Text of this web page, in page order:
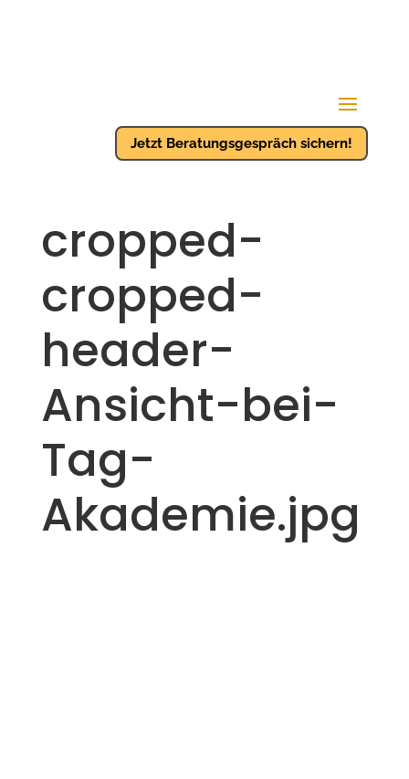
Jetzt Beratungsgespräch sichern!
cropped-
cropped-
header-
Ansicht-bei-
Tag-
Akademie.jpg